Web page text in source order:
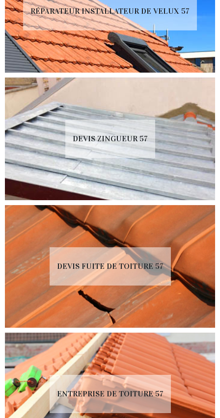
RÉPARATEUR INSTALLATEUR DE VELUX 57
DEVIS ZINGUEUR 57
DEVIS FUITE DE TOITURE 57
ENTREPRISE DE TOITURE 57